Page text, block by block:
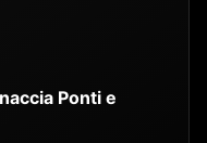
Ponti e